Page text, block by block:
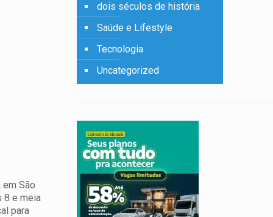
em São
8 e meia
para
dois séculos de história
Saúde e Lifestyle
Tecnologia
Uncategorized